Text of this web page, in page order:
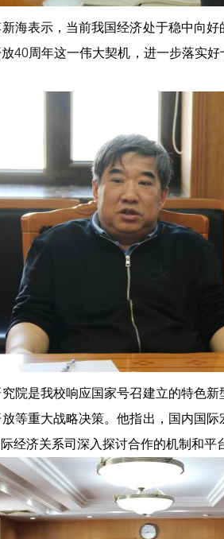
海表示，当前我国经济处于稳中向
40周年这一伟大契机，进一步落实
院是我校响应国家号召建立的特色
等重大战略决策。他指出，国内国
经济关系司深入探讨合作的机制和平